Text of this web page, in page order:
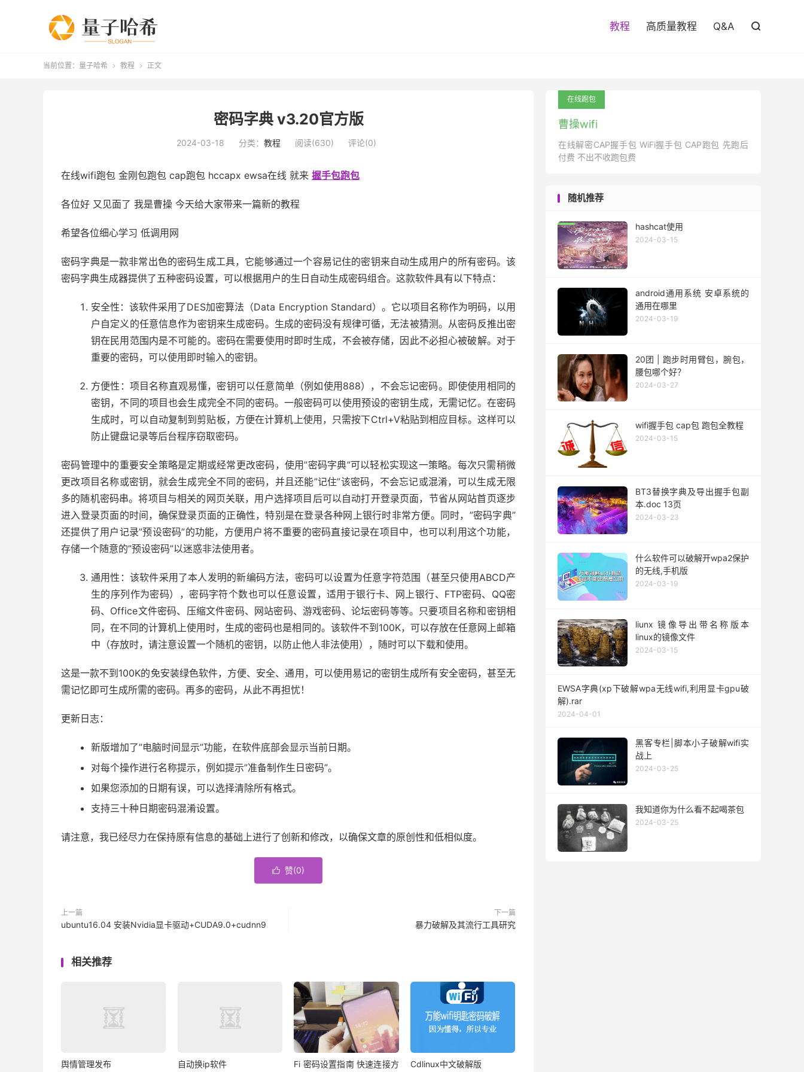
教程 高质量教程 Q&A 
当前位置： 量子哈希  教程  正文
密码字典 v3.20官方版
2024-03-18 分类： 教程 阅读(630) 评论(0)
在线wifi跑包 金刚包跑包 cap跑包 hccapx ewsa在线 就来 握手包跑包
各位好 又见面了 我是曹操 今天给大家带来一篇新的教程
希望各位细心学习 低调用网
密码字典是一款非常出色的密码生成工具，它能够通过一个容易记住的密钥来自动生成用户的所有密码。该
密码字典生成器提供了五种密码设置，可以根据用户的生日自动生成密码组合。这款软件具有以下特点：
安全性：该软件采用了DES加密算法（Data Encryption Standard）。它以项目名称作为明码，以用
户自定义的任意信息作为密钥来生成密码。生成的密码没有规律可循，无法被猜测。从密码反推出密
钥在民用范围内是不可能的。密码在需要使用时即时生成，不会被存储，因此不必担心被破解。对于
重要的密码，可以使用即时输入的密钥。
方便性：项目名称直观易懂，密钥可以任意简单（例如使用888），不会忘记密码。即使使用相同的
密钥，不同的项目也会生成完全不同的密码。一般密码可以使用预设的密钥生成，无需记忆。在密码
生成时，可以自动复制到剪贴板，方便在计算机上使用，只需按下Ctrl+V粘贴到相应目标。这样可以
防止键盘记录等后台程序窃取密码。
密码管理中的重要安全策略是定期或经常更改密码，使用”密码字典”可以轻松实现这一策略。每次只需稍微
更改项目名称或密钥，就会生成完全不同的密码，并且还能”记住”该密码，不会忘记或混淆，可以生成无限
多的随机密码串。将项目与相关的网页关联，用户选择项目后可以自动打开登录页面，节省从网站首页逐步
进入登录页面的时间，确保登录页面的正确性，特别是在登录各种网上银行时非常方便。同时，”密码字典”
还提供了用户记录”预设密码”的功能，方便用户将不重要的密码直接记录在项目中，也可以利用这个功能，
存储一个随意的”预设密码”以迷惑非法使用者。
通用性：该软件采用了本人发明的新编码方法，密码可以设置为任意字符范围（甚至只使用ABCD产
生的序列作为密码），密码字符个数也可以任意设置，适用于银行卡、网上银行、FTP密码、QQ密
码、Office文件密码、压缩文件密码、网站密码、游戏密码、论坛密码等等。只要项目名称和密钥相
同，在不同的计算机上使用时，生成的密码也是相同的。该软件不到100K，可以存放在任意网上邮箱
中（存放时，请注意设置一个随机的密钥，以防止他人非法使用），随时可以下载和使用。
这是一款不到100K的免安装绿色软件，方便、安全、通用，可以使用易记的密钥生成所有安全密码，甚至无
需记忆即可生成所需的密码。再多的密码，从此不再担忧！
更新日志：
新版增加了”电脑时间显示”功能，在软件底部会显示当前日期。
对每个操作进行名称提示，例如提示”准备制作生日密码”。
如果您添加的日期有误，可以选择清除所有格式。
支持三十种日期密码混淆设置。
请注意，我已经尽力在保持原有信息的基础上进行了创新和修改，以确保文章的原创性和低相似度。
 赞(0)
上一篇
ubuntu16.04 安装Nvidia显卡驱动+CUDA9.0+cudnn9
下一篇
暴力破解及其流行工具研究
相关推荐
舆情管理发布 自动换ip软件
Fi 密码设置指南 快速连接方
Cdlinux中文破解版
在线跑包
曹操wifi
在线解密CAP握手包 WiFi握手包 CAP跑包 先跑后
付费 不出不收跑包费
随机推荐
hashcat使用
2024-03-15
android通用系统 安卓系统的
通用在哪里
2024-03-19
20团 | 跑步时用臂包，腕包，
腰包哪个好？
2024-03-27
wifi握手包 cap包 跑包全教程
2024-03-15
BT3替换字典及导出握手包副
本.doc 13页
2024-03-23
什么软件可以破解开wpa2保护
的无线,手机版
2024-03-19
liunx 镜像导出带名称版本
linux的镜像文件
2024-03-15
EWSA字典(xp下破解wpa无线wifi,利用显卡gpu破
解).rar
2024-04-01
黑客专栏|脚本小子破解wifi实
战上
2024-03-25
我知道你为什么看不起喝茶包
2024-03-25